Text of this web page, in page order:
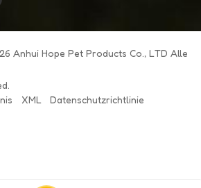
Anhui Hope Pet Products Co., LTD Alle
XML Datenschutzrichtlinie